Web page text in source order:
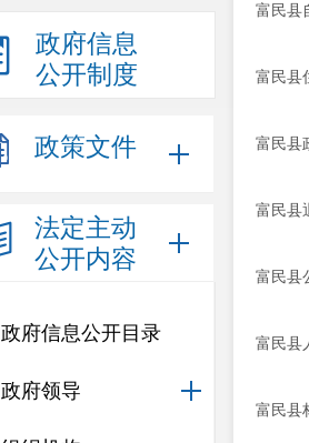
政府信息
公开制度
政策文件
法定主动
公开内容
政府信息公开目录
政府领导
富民县
富民县
富民县
富民县
富民县
富民县
富民县